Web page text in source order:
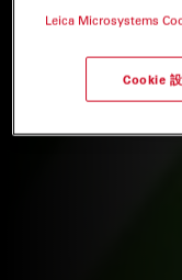
Leica Microsystems
Cookie